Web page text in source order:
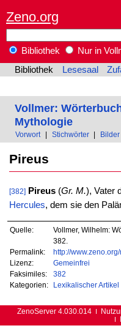
Zeno.org
Bibliothek
Nur in
Bibliothek
Lesesaal
Vollmer:
Mythologie
Vorwort Stichwörter Bilder
Pireus
[382] Pireus(Gr. M.), Vater
Hercules, dem sie den
Quelle:
Vollmer, Wilhelm:
382.
Permalink:
http://
Lizenz:
Gemeinfrei
Faksimiles:
382
Kategorien:
Lexikalischer Artikel
ZenoServer 4.030.014